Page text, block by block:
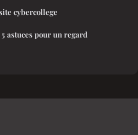
cybercollege
astuces pour un regard